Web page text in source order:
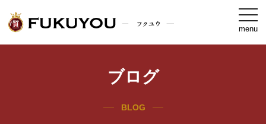
menu
ブログ
BLOG